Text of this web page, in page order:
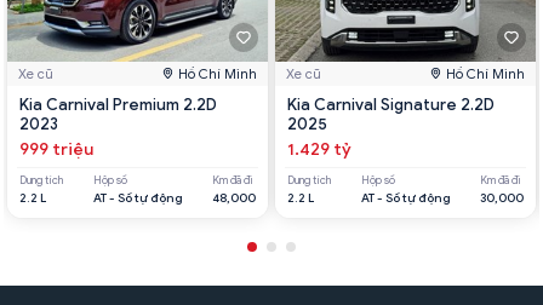
Xe cũ Hồ Chí Minh
Kia Carnival Premium 2.2D
2023
999 triệu
Dung tích
2.2 L
Hộp số
AT - Số tự động
Km đã đi
48,000
Xe cũ Hồ Chí Minh
Kia Carnival Signature 2.2D
2025
1.429 tỷ
Dung tích
2.2 L
Hộp số
AT - Số tự động
Km đã đi
30,000